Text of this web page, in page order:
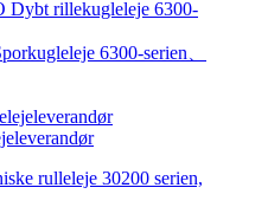
6300-serien、